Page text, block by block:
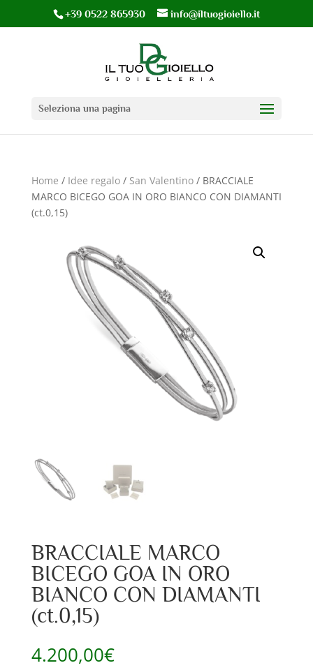
+39 0522 865930 info@iltuogioiello.it
Seleziona una pagina
Home / Idee regalo/ San Valentino/ BRACCIALE
MARCO BICEGO GOA IN ORO BIANCO CON DIAMANTI
(ct.0,15)
BRACCIALE MARCO
BICEGO GOA IN ORO
BIANCO CON DIAMANTI
(ct.0,15)
4.200,00€